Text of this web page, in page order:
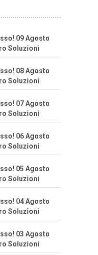
09 Agosto
Soluzioni
08 Agosto
Soluzioni
07 Agosto
Soluzioni
06 Agosto
Soluzioni
05 Agosto
Soluzioni
04 Agosto
Soluzioni
03 Agosto
Soluzioni